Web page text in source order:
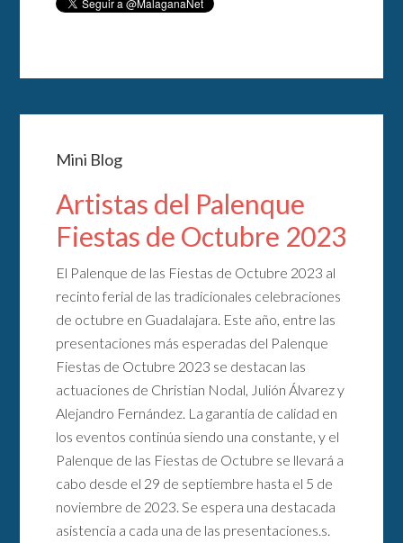
Mini Blog
Artistas del Palenque
Fiestas de Octubre 2023
El Palenque de las Fiestas de Octubre 2023 al
recinto ferial de las tradicionales celebraciones
de octubre en Guadalajara. Este año, entre las
presentaciones más esperadas del Palenque
Fiestas de Octubre 2023 se destacan las
actuaciones de Christian Nodal, Julión Álvarez y
Alejandro Fernández. La garantía de calidad en
los eventos continúa siendo una constante, y el
Palenque de las Fiestas de Octubre se llevará a
cabo desde el 29 de septiembre hasta el 5 de
noviembre de 2023. Se espera una destacada
asistencia a cada una de las presentaciones.s.